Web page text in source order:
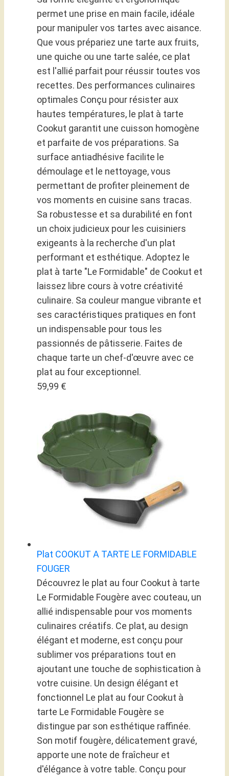
permet une prise en main facile, idéale
pour manipuler vos tartes avec aisance.
Que vous prépariez une tarte aux fruits,
une quiche ou une tarte salée, ce plat
est l'allié parfait pour réussir toutes vos
recettes. Des performances culinaires
optimales Conçu pour résister aux
hautes températures, le plat à tarte
Cookut garantit une cuisson homogène
et parfaite de vos préparations. Sa
surface antiadhésive facilite le
démoulage et le nettoyage, vous
permettant de profiter pleinement de
vos moments en cuisine sans tracas.
Sa robustesse et sa durabilité en font
un choix judicieux pour les cuisiniers
exigeants à la recherche d'un plat
performant et esthétique. Adoptez le
plat à tarte "Le Formidable" de Cookut et
laissez libre cours à votre créativité
culinaire. Sa couleur mangue vibrante et
ses caractéristiques pratiques en font
un indispensable pour tous les
passionnés de pâtisserie. Faites de
chaque tarte un chef-d'œuvre avec ce
plat au four exceptionnel.
59,99 €
Plat COOKUT A TARTE LE FORMIDABLE
FOUGER
Découvrez le plat au four Cookut à tarte
Le Formidable Fougère avec couteau, un
allié indispensable pour vos moments
culinaires créatifs. Ce plat, au design
élégant et moderne, est conçu pour
sublimer vos préparations tout en
ajoutant une touche de sophistication à
votre cuisine. Un design élégant et
fonctionnel Le plat au four Cookut à
tarte Le Formidable Fougère se
distingue par son esthétique raffinée.
Son motif fougère, délicatement gravé,
apporte une note de fraîcheur et
d'élégance à votre table. Conçu pour